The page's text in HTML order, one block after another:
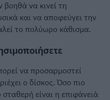
βοηθά να κινεί τη
και να αποφεύγει την
το πολύωρο κάθισμα.
να προσαρμοστεί
ο δίσκος. Όσο πιο
είναι η επιφάνειά